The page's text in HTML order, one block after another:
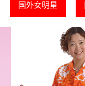
国外女明星